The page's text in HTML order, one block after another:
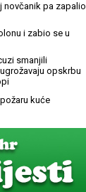
novčanik pa zapalio
i zabio se u
smanjili
opskrbu
kuće